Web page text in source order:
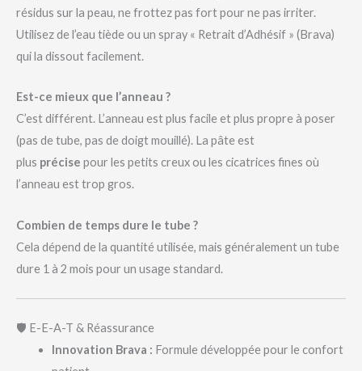
résidus sur la peau, ne frottez pas fort pour ne pas irriter.
Utilisez de l’eau tiède ou un spray « Retrait d’Adhésif » (Brava)
qui la dissout facilement.
Est-ce mieux que l’anneau ?
C’est différent. L’anneau est plus facile et plus propre à poser
(pas de tube, pas de doigt mouillé). La pâte est
plus précise pour les petits creux ou les cicatrices fines où
l’anneau est trop gros.
Combien de temps dure le tube ?
Cela dépend de la quantité utilisée, mais généralement un tube
dure 1 à 2 mois pour un usage standard.
🛡️ E-E-A-T & Réassurance
Innovation Brava : Formule développée pour le confort